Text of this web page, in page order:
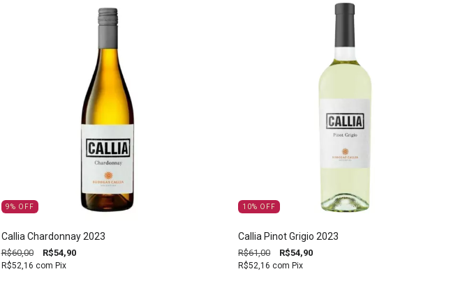
9% OFF
Callia Chardonnay 2023
R$60,00 R$54,90
R$52,16 com Pix
10% OFF
Callia Pinot Grigio 2023
R$61,00 R$54,90
R$52,16com Pix